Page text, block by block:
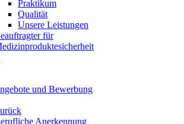
Praktikum
Qualität
Unsere Leistungen
für
und Bewerbung
Anerkennung